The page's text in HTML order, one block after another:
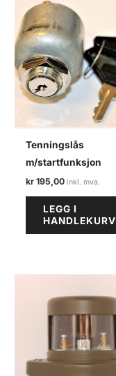
Tenningslås
m/startfunksjon
kr 195,00
LEGG I
HANDLEKURV